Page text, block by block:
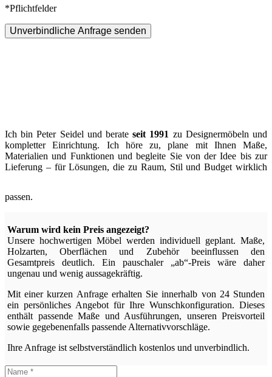
*Pflichtfelder
Unverbindliche Anfrage senden
Ich bin Peter Seidel und berateseit 1991 zu Designermöbeln und
kompletter Einrichtung. Ich höre zu, plane mit Ihnen Maße,
Materialien und Funktionen und begleite Sie von der Idee bis zur
Lieferung – für Lösungen, die zu Raum, Stil und Budget wirklich
passen.
Warum wird kein Preis angezeigt?
Unsere hochwertigen Möbel werden individuell geplant. Maße,
Holzarten, Oberflächen und Zubehör beeinflussen den
Gesamtpreis deutlich. Ein pauschaler „ab“-Preis wäre daher
ungenau und wenig aussagekräftig.
Mit einer kurzen Anfrage erhalten Sie innerhalb von 24 Stunden
ein persönliches Angebot für Ihre Wunschkonfiguration. Dieses
enthält passende Maße und Ausführungen, unseren Preisvorteil
sowie gegebenenfalls passende Alternativvorschläge.
Ihre Anfrage ist selbstverständlich kostenlos und unverbindlich.